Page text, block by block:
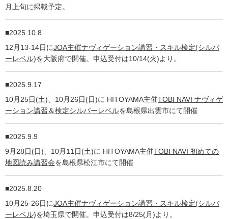
月上旬に掲載予定。
2025.10.8
12月13-14日にJOA主催ナヴィゲーション講習・スキル検定(シルバ
ーレベル)を大阪府で開催。申込受付は10/14(火)より。
2025.9.17
10月25日(土)、10月26日(日)に HITOYAMA主催TOBI NAVI ナヴィゲ
ーション講習＆検定シルバーレベルを島根県出雲市にて開催
2025.9.9
9月28日(日)、10月11日(土)に HITOYAMA主催TOBI NAVI 初めての
地図読み講習会を島根県松江市にて開催
2025.8.20
10月25-26日にJOA主催ナヴィゲーション講習・スキル検定(シルバ
ーレベル)を埼玉県で開催。申込受付は8/25(月)より。